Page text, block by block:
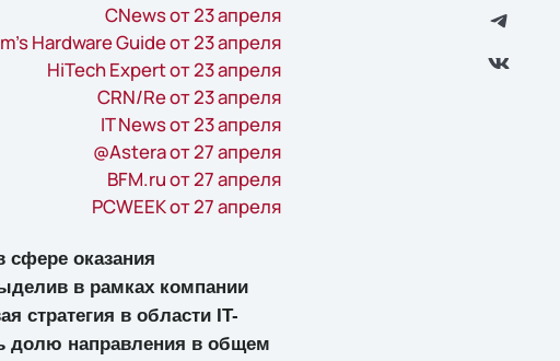
CNews от 23 апреля
Hardware Guide от 23 апреля
HiTech Expert от 23 апреля
CRN/Re от 23 апреля
IT News от 23 апреля
@Astera от 27 апреля
BFM.ru от 27 апреля
PCWEEK от 27 апреля
сфере оказания
в рамках компании
стратегия в области IT-
долю направления в общем